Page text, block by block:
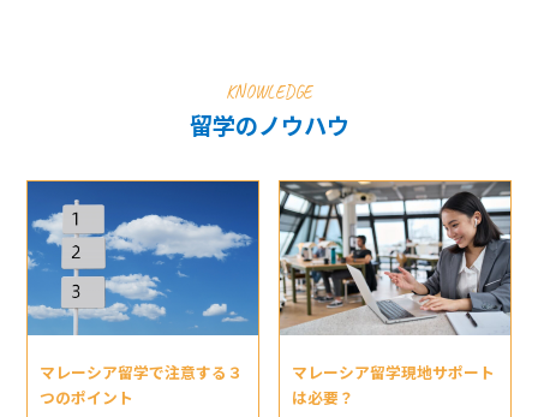
KNOWLEDGE
留学のノウハウ
マレーシア留学で注意する３
つのポイント
マレーシア留学現地サポート
は必要？